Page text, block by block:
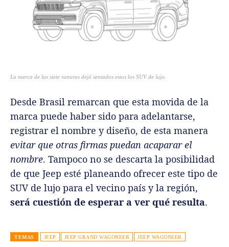
La marca de las siete ranuras dejó sentados estos los SUV de lujo.
Desde Brasil remarcan que esta movida de la
marca puede haber sido para adelantarse,
registrar el nombre y diseño, de esta manera
evitar que otras firmas puedan acaparar el
nombre. Tampoco no se descarta la posibilidad
de que Jeep esté planeando ofrecer este tipo de
SUV de lujo para el vecino país y la región,
será cuestión de esperar a ver qué resulta.
TEMAS JEEP JEEP GRAND WAGONEER JEEP WAGONEER